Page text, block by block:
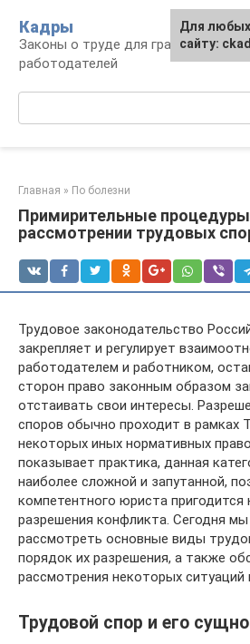
контенту
Кадры
Законы о труде для граждан и
работодателей
Главная » По болезни
Примирительные процедуры
рассмотрении трудовых
Трудовое законодательство
закрепляет и регулирует
работодателем и работником,
сторон право законным образом
отстаивать свои интересы.
споров обычно проходит в рамках
некоторых иных нормативных
показывает практика, данная
наиболее сложной и запутанной,
компетентного юриста
разрешения конфликта. Сегодня
рассмотреть основные виды
порядок их разрешения, а также
рассмотрения некоторых
Трудовой спор и его
Для
сайту: